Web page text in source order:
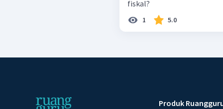
fiskal?
1 5.0
Produk